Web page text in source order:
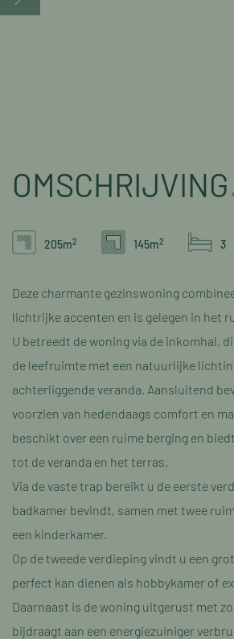
OMSCHRIJVING
205m2 145m2 3
Deze charmante gezinswoning
lichtrijke accenten en is gelegen in het
U betreedt de woning via de inkomhal,
de leefruimte met een natuurlijke
achterliggende veranda. Aansluitend
voorzien van hedendaags comfort en
beschikt over een ruime berging en
tot de veranda en het terras.
Via de vaste trap bereikt u de eerste
badkamer bevindt, samen met twee
een kinderkamer.
Op de tweede verdieping vindt u een
perfect kan dienen als hobbykamer of
Daarnaast is de woning uitgerust met
bijdraagt aan een energiezuiniger